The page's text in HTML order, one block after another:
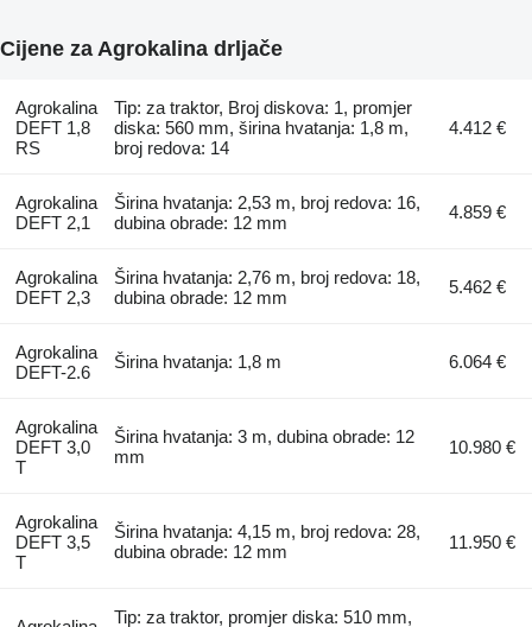
Cijene za Agrokalina drljače
Agrokalina
DEFT 1,8
RS
Tip: za traktor, Broj diskova: 1, promjer
diska: 560 mm, širina hvatanja: 1,8 m,
broj redova: 14
4.412 €
Agrokalina
DEFT 2,1
Širina hvatanja: 2,53 m, broj redova: 16,
dubina obrade: 12 mm
4.859 €
Agrokalina
DEFT 2,3
Širina hvatanja: 2,76 m, broj redova: 18,
dubina obrade: 12 mm
5.462 €
Agrokalina
DEFT-2.6
Širina hvatanja: 1,8 m 6.064 €
Agrokalina
DEFT 3,0
T
Širina hvatanja: 3 m, dubina obrade: 12
mm
10.980 €
Agrokalina
DEFT 3,5
T
Širina hvatanja: 4,15 m, broj redova: 28,
dubina obrade: 12 mm
11.950 €
Tip: za traktor, promjer diska: 510 mm,